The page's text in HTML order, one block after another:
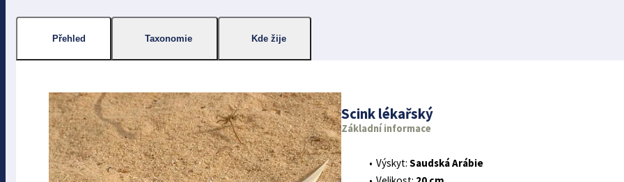
Přehled Taxonomie Kde žije
Scink lékařský
Základní informace
Výskyt:Saudská Arábie